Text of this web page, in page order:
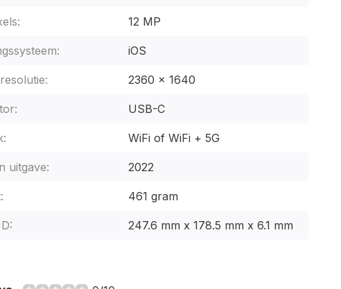
12 MP
iOS
2360 x 1640
USB-C
WiFi of WiFi + 5G
uitgave: 2022
461 gram
247.6 mm x 178.5 mm x 6.1 mm